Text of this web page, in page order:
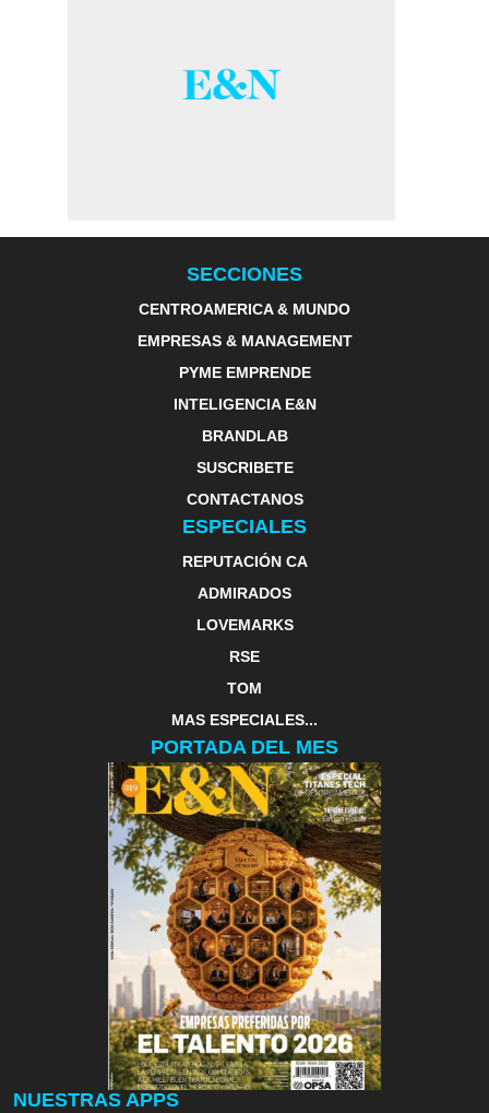
SECCIONES
CENTROAMERICA & MUNDO
EMPRESAS & MANAGEMENT
PYME EMPRENDE
INTELIGENCIA E&N
BRANDLAB
SUSCRIBETE
CONTACTANOS
ESPECIALES
REPUTACIÓN CA
ADMIRADOS
LOVEMARKS
RSE
TOM
MAS ESPECIALES...
PORTADA DEL MES
NUESTRAS APPS